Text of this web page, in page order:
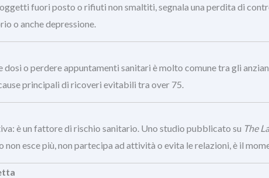
fuori posto o rifiuti non smaltiti, segnala una perdita di
o anche depressione.
dosi o perdere appuntamenti sanitari è molto comune tra gli
principali di ricoveri evitabili tra over 75.
è un fattore di rischio sanitario. Uno studio pubblicato su The
non esce più, non partecipa ad attività o evita le relazioni, è il